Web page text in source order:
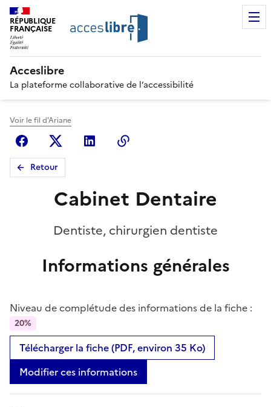
RÉPUBLIQUE
FRANÇAISE
Acceslibre
La plateforme collaborative de l’accessibilité
Voir le fil d'Ariane
FacebookX (anciennement Twitter)
Linkedin
Retour
Cabinet Dentaire
Dentiste, chirurgien dentiste
Informations générales
Niveau de complétude des informations de la fiche :
20%
Télécharger la fiche (PDF, environ 35 Ko)
Modifier ces informations